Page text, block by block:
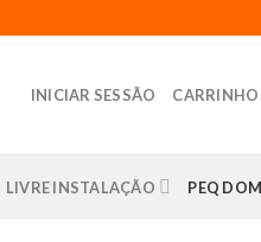
INICIAR SESSÃO
LIVRE INSTALAÇÃO PEQ